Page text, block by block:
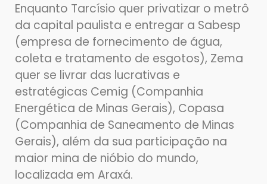
Enquanto Tarcísio quer privatizar o metrô
da capital paulista e entregar a Sabesp
(empresa de fornecimento de água,
coleta e tratamento de esgotos), Zema
quer se livrar das lucrativas e
estratégicas Cemig (Companhia
Energética de Minas Gerais), Copasa
(Companhia de Saneamento de Minas
Gerais), além da sua participação na
maior mina de nióbio do mundo,
localizada em Araxá.